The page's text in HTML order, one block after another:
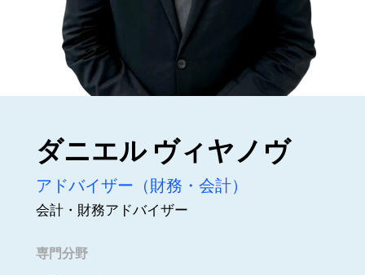
ダニエル ヴィヤノヴ
アドバイザー（財務・会計）
会計・財務アドバイザー
専門分野